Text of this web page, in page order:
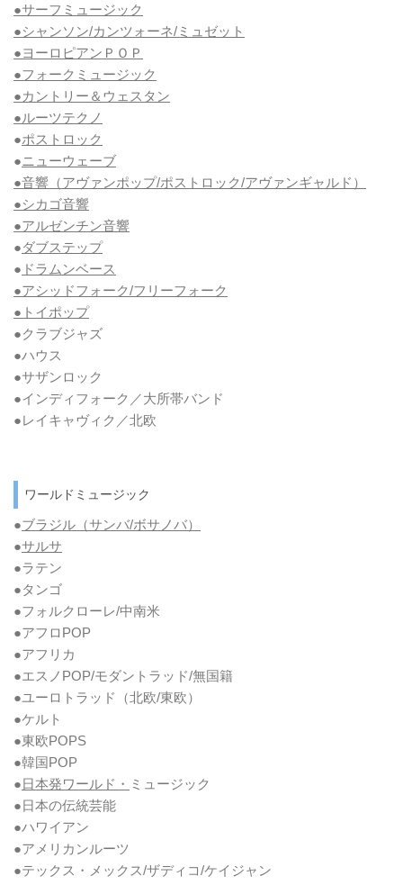
●サーフミュージック
●シャンソン/カンツォーネ/ミュゼット
●ヨーロピアンＰＯＰ
●フォークミュージック
●カントリー＆ウェスタン
●ルーツテクノ
●ポストロック
●ニューウェーブ
●音響（アヴァンポップ/ポストロック/アヴァンギャルド）
●シカゴ音響
●アルゼンチン音響
●ダブステップ
● ドラムンベース
●アシッドフォーク/フリーフォーク
●トイポップ
●クラブジャズ
●ハウス
●サザンロック
●インディフォーク／大所帯バンド
●レイキャヴィク／北欧
ワールドミュージック
●ブラジル（サンバ/ボサノバ）
●サルサ
●ラテン
●タンゴ
●フォルクローレ/中南米
●アフロPOP
●アフリカ
●エスノPOP/モダントラッド/無国籍
●ユーロトラッド（北欧/東欧）
●ケルト
●東欧POPS
●韓国POP
●日本発ワールド・ ミュージック
●日本の伝統芸能
●ハワイアン
●アメリカンルーツ
●テックス・メックス/ザディコ/ケイジャン